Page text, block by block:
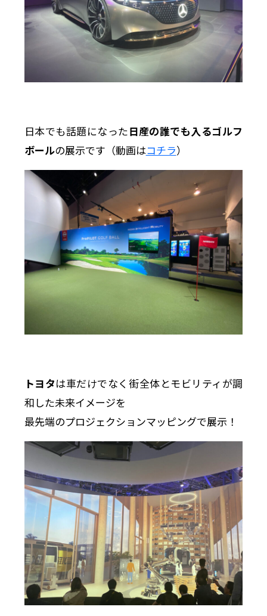
日本でも話題になった日産の誰でも入るゴルフ
ボールの展示です（動画はコチラ）
トヨタは車だけでなく街全体とモビリティが調
和した未来イメージを
最先端のプロジェクションマッピングで展示！